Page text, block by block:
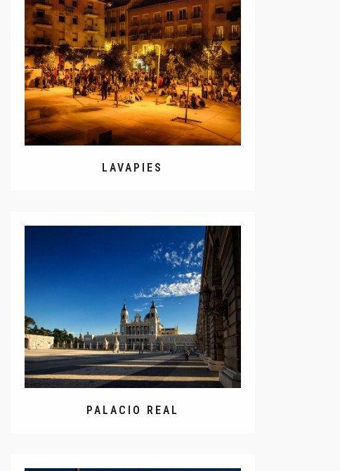
LAVAPIES
PALACIO REAL